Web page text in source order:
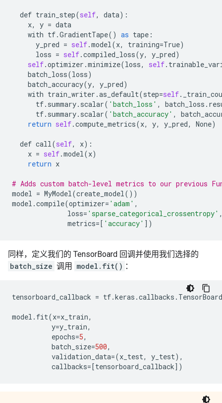
def train_step(self, data):
x, y = data
with tf.GradientTape() as tape :
y_pred = self.model(x, training=True)
loss = self.compiled_loss(y, y_pred)
self.optimizer .minimize(loss, self.
batch_loss(loss)
batch_accuracy(y, y_pred)
with train_writer .as_default(step=self.
tf. summary. scalar( 'batch_loss' , batch_loss .
tf. summary. scalar( 'batch_accuracy' ,
return self.compute_metrics(x, y, y_pred, None)
def call(self, x):
x = self.model(x)
return x
# Adds custom batch-level metrics to our previous
model = MyModel(create_model())
model .compile(optimizer= 'adam' ,
loss= 'sparse_categorical_crossentropy'
metrics=[ 'accuracy' ])
同样，定义我们的 TensorBoard 回调并使用我们选择的
batch_size 调用 model.fit() ：
tensorboard_callback = tf.keras .callbacks . TensorBoard
model . fit(x=x_train,
y=y_train,
epochs=5,
batch_size=500,
validation_data=(x_test, y_test),
callbacks=[tensorboard_callback] )